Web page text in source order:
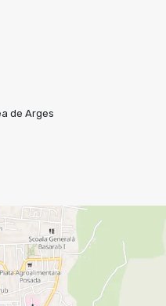
de Arges